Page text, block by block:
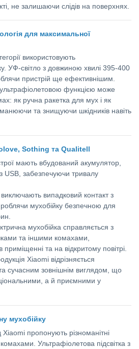
не залишаючи слідів на поверхнях.
для максимальної
використовують
УФ-світло з довжиною хвилі 395-400
пристрій ще ефективнішим.
функцією може
як ручна ракетка для мух і як
та знищуючи шкідників навіть
Sothing та Qualitell
мають вбудований акумулятор,
USB, забезпечуючи тривалу
виключають випадковий контакт з
мухобійку безпечною для
мухобійка справляється з
та іншими комахами,
та на відкритому повітрі.
Xiaomi відрізняється
сучасним зовнішнім виглядом, що
а й приємними у
мухобійку
Xiaomi пропонують різноманітні
Ультрафіолетова підсвітка з